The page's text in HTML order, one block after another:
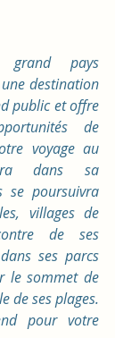
grand pays
destination
public et offre
voyage au
dans sa
se poursuivra
villages de
de ses
ses parcs
le sommet de
de ses plages.
pour votre